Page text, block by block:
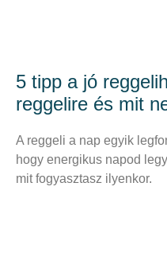
5 tipp a jó
reggelire és mit
A reggeli a nap egyik
hogy energikus napod
mit fogyasztasz ilyenkor.